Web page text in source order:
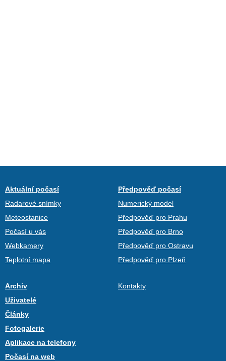
Aktuální počasí
Radarové snímky
Meteostanice
Počasí u vás
Webkamery
Teplotní mapa
Předpověď počasí
Numerický model
Předpověď pro Prahu
Předpověď pro Brno
Předpověď pro Ostravu
Předpověď pro Plzeň
Archiv
Uživatelé
Články
Fotogalerie
Aplikace na telefony
Počasí na web
Kontakty